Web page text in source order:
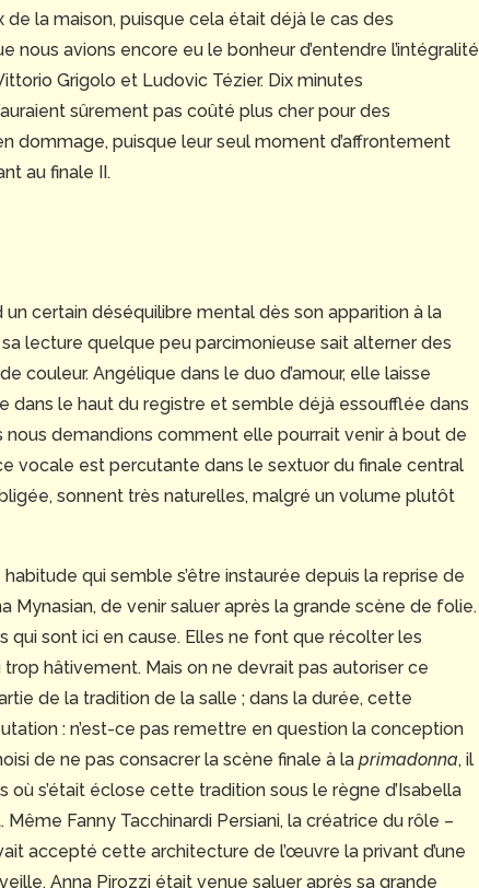
de la maison, puisque cela était déjà le cas des
nous avions encore eu le bonheur d’entendre l’intégralité
Grigolo et Ludovic Tézier. Dix minutes
sûrement pas coûté plus cher pour des
dommage, puisque leur seul moment d’affrontement
au finale II.
un certain déséquilibre mental dès son apparition à la
lecture quelque peu parcimonieuse sait alterner des
couleur. Angélique dans le duo d’amour, elle laisse
le haut du registre et semble déjà essoufflée dans
demandions comment elle pourrait venir à bout de
vocale est percutante dans le sextuor du finale central
sonnent très naturelles, malgré un volume plutôt
qui semble s’être instaurée depuis la reprise de
Mynasian, de venir saluer après la grande scène de folie.
qui sont ici en cause. Elles ne font que récolter les
hâtivement. Mais on ne devrait pas autoriser ce
de la tradition de la salle ; dans la durée, cette
: n’est-ce pas remettre en question la conception
de ne pas consacrer la scène finale à la primadonna, il
où s’était éclose cette tradition sous le règne d’Isabella
Même Fanny Tacchinardi Persiani, la créatrice du rôle –
accepté cette architecture de l’œuvre la privant d’une
Anna Pirozzi était venue saluer après sa grande